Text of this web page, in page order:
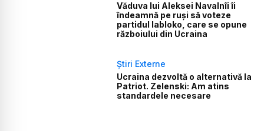
Văduva lui Aleksei Navalnîi îi
îndeamnă pe ruși să voteze
partidul Iabloko, care se opune
războiului din Ucraina
Știri Externe
Ucraina dezvoltă o alternativă la
Patriot. Zelenski: Am atins
standardele necesare